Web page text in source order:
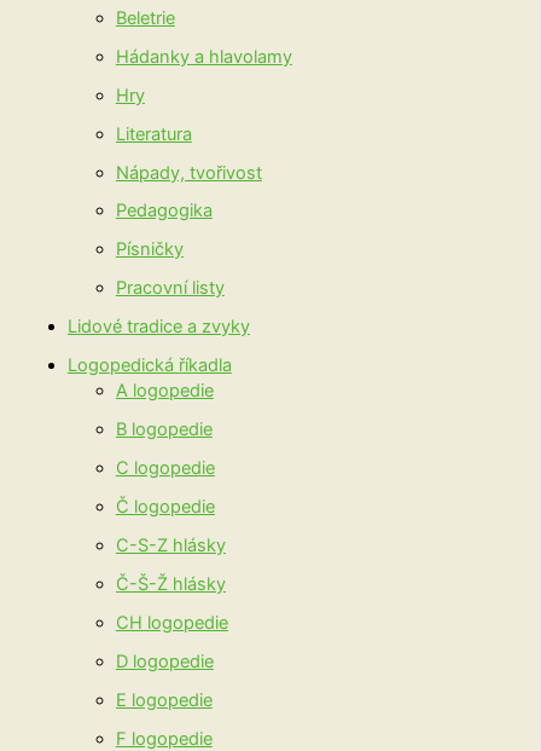
Beletrie
Hádanky a hlavolamy
Hry
Literatura
Nápady, tvořivost
Pedagogika
Písničky
Pracovní listy
Lidové tradice a zvyky
Logopedická říkadla
A logopedie
B logopedie
C logopedie
Č logopedie
C-S-Z hlásky
Č-Š-Ž hlásky
CH logopedie
D logopedie
E logopedie
F logopedie